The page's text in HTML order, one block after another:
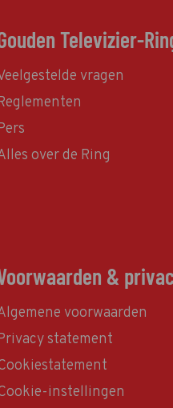
Televizier-
vragen
over de Ring
&
voorwaarden
statement
instellingen